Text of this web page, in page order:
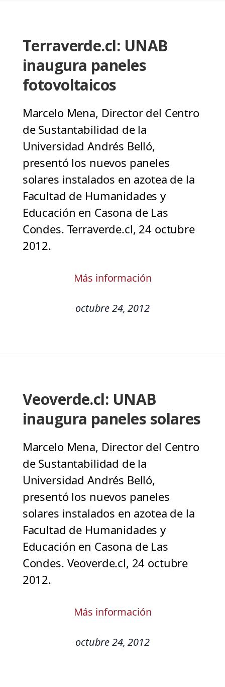
Terraverde.cl: UNAB
inaugura paneles
fotovoltaicos
Marcelo Mena, Director del Centro
de Sustantabilidad de la
Universidad Andrés Belló,
presentó los nuevos paneles
solares instalados en azotea de la
Facultad de Humanidades y
Educación en Casona de Las
Condes. Terraverde.cl, 24 octubre
2012.
Más información
octubre 24, 2012
Veoverde.cl: UNAB
inaugura paneles solares
Marcelo Mena, Director del Centro
de Sustantabilidad de la
Universidad Andrés Belló,
presentó los nuevos paneles
solares instalados en azotea de la
Facultad de Humanidades y
Educación en Casona de Las
Condes. Veoverde.cl, 24 octubre
2012.
Más información
octubre 24, 2012